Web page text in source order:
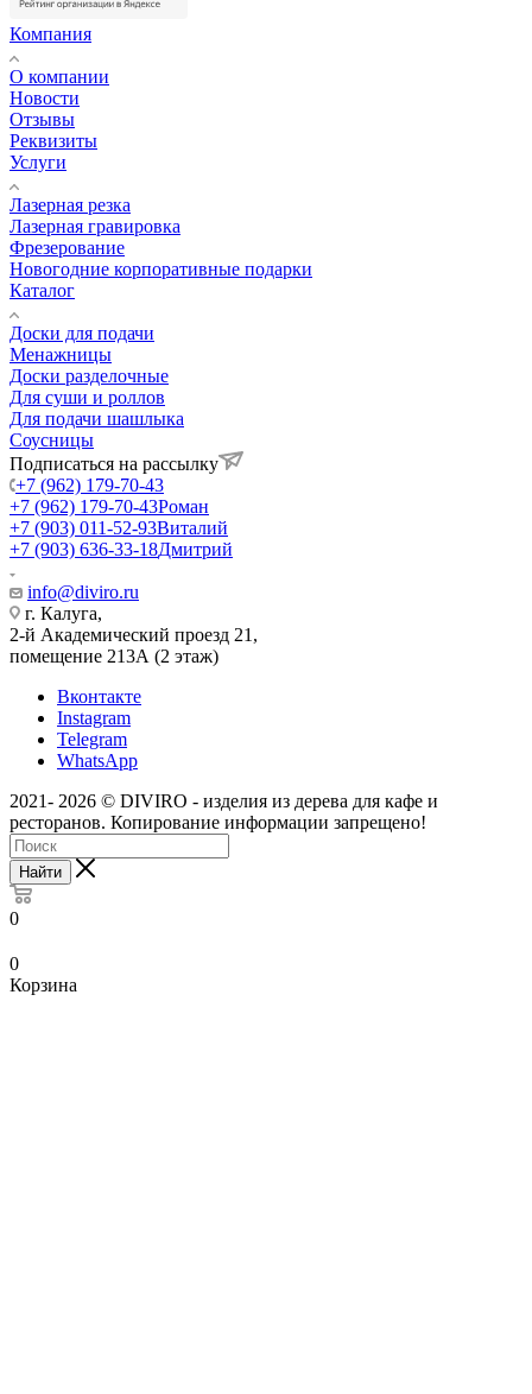
Компания
О компании
Новости
Отзывы
Реквизиты
Услуги
Лазерная резка
Лазерная гравировка
Фрезерование
Новогодние корпоративные подарки
Каталог
Доски для подачи
Менажницы
Доски разделочные
Для суши и роллов
Для подачи шашлыка
Соусницы
Подписаться на рассылку
+7 (962) 179-70-43
+7 (962) 179-70-43Роман
+7 (903) 011-52-93Виталий
+7 (903) 636-33-18Дмитрий
info@diviro.ru
г. Калуга,
2-й Академический проезд 21,
помещение 213А (2 этаж)
Вконтакте
Instagram
Telegram
WhatsApp
2021- 2026 © DIVIRO - изделия из дерева для кафе и
ресторанов. Копирование информации запрещено!
Найти
0
0
Корзина